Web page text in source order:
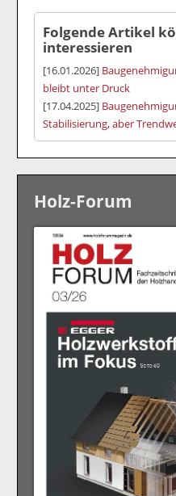
Folgende Artikel
interessieren
[16.01.2026]
bleibt unter Druck
[17.04.2025]
Stabilisierung, aber
Holz-Forum